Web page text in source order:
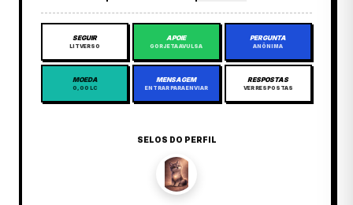
SEGUIR
LITVERSO
APOIE
GORJETA AVULSA
PERGUNTA
ANÔNIMA
MOEDA
0,00 LC
MENSAGEM
ENTRAR PARA ENVIAR
RESPOSTAS
VER RESPOSTAS
SELOS DO PERFIL